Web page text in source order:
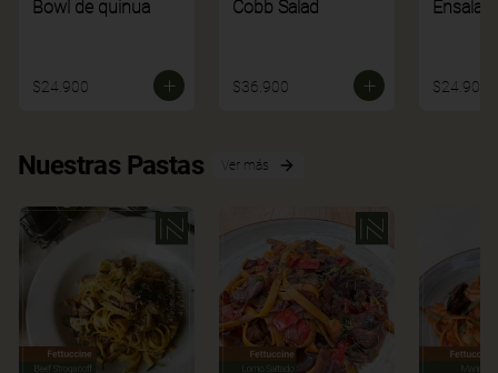
Bowl de quinua
$24.900
Cobb Salad
$36.900 $24.900
Nuestras Pastas Ver más